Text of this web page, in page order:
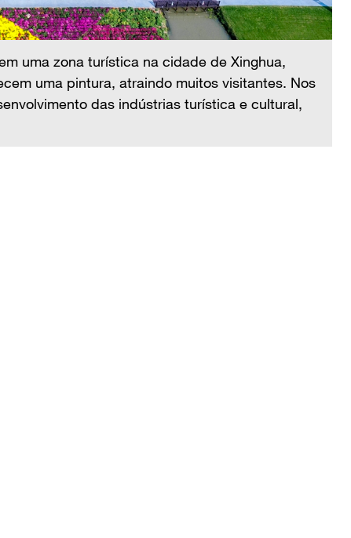
uma zona turística na cidade de Xinghua,
uma pintura, atraindo muitos visitantes. Nos
das indústrias turística e cultural,